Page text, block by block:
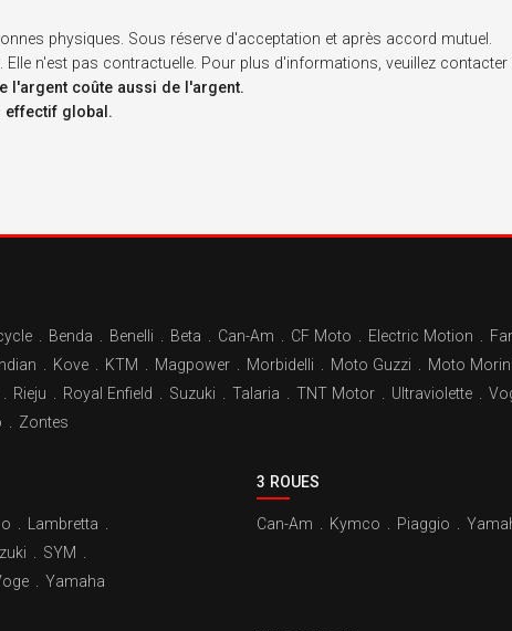
physiques. Sous réserve d'acceptation et après accord mutuel.
Elle n'est pas contractuelle. Pour plus d'informations, veuillez
l'argent coûte aussi de l'argent.
effectif global.
Benda Benelli Beta Can-Am CF Moto Electric Motion
Indian Kove KTM Magpower Morbidelli Moto Guzzi Moto Morini
Rieju Royal Enfield Suzuki Talaria TNT Motor Ultraviolette
Zontes
Lambretta
SYM
Yamaha
3 ROUES
Can-Am Kymco Piaggio